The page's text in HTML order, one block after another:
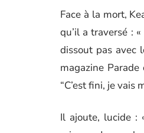
Face à la mort,
qu’il a traversé :
dissout pas avec
magazine
“C’est fini, je vais
Il ajoute, lucide :